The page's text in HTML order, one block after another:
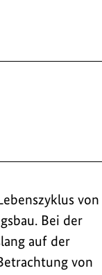
von
Bei der
auf der
von